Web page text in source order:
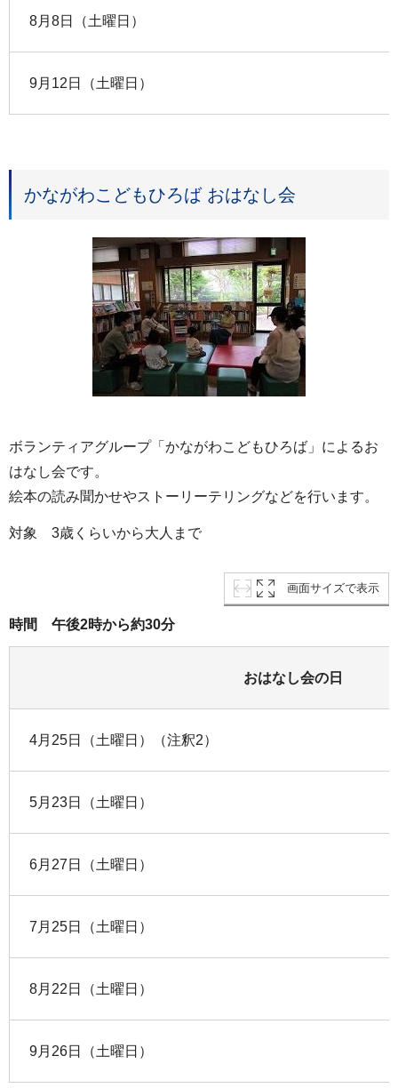
8月8日（土曜日）
9月12日（土曜日）
かながわこどもひろば おはなし会
ボランティアグループ「かながわこどもひろば」によるお
はなし会です。
絵本の読み聞かせやストーリーテリングなどを行います。
対象 3歳くらいから大人まで
画面サイズで表示
時間 午後2時から約30分
おはなし会の日
4月25日（土曜日）（注釈2）
5月23日（土曜日）
6月27日（土曜日）
7月25日（土曜日）
8月22日（土曜日）
9月26日（土曜日）